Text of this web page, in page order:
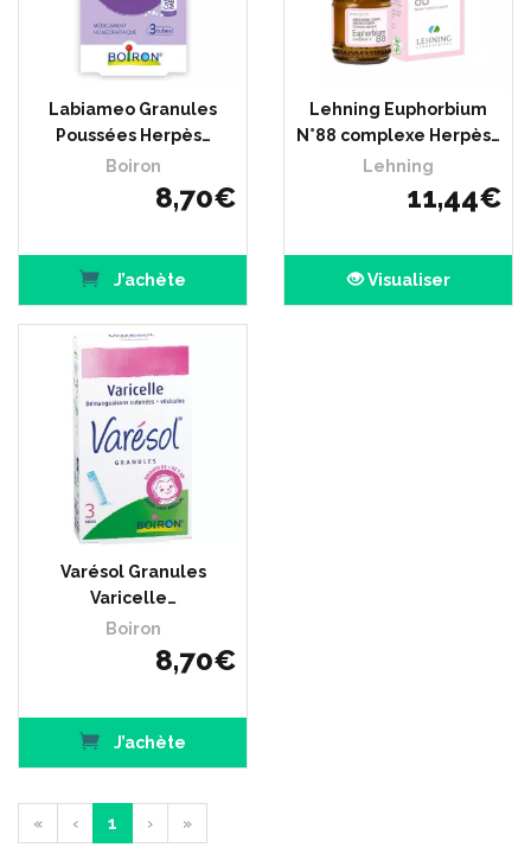
Labiameo Granules
Poussées Herpès…
Boiron
8,70€
J’achète
Lehning Euphorbium
N°88 complexe Herpès…
Lehning
11,44€
Visualiser
Varésol Granules
Varicelle…
Boiron
8,70€
J’achète
« ‹ 1 › »